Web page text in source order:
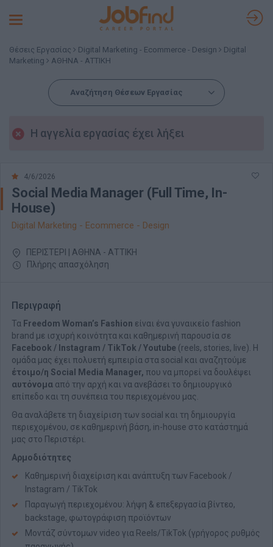
Toggle
Θέσεις Εργασίας Digital Marketing - Ecommerce - Design
Digital
Marketing
ΑΘΗΝΑ - ΑΤΤΙΚΗ
Αναζήτηση Θέσεων Εργασίας
Η αγγελία εργασίας έχει λήξει
4/6/2026
Social Media Manager (Full Time, In-
House)
Digital Marketing - Ecommerce - Design
ΠΕΡΙΣΤΕΡΙ | ΑΘΗΝΑ - ΑΤΤΙΚΗ
Πλήρης απασχόληση
Περιγραφή
Τα Freedom Woman’s Fashion είναι ένα γυναικείο fashion
brand με ισχυρή κοινότητα και καθημερινή παρουσία σε
Facebook / Instagram / TikTok / Youtube (reels, stories, live). Η
ομάδα μας έχει πολυετή εμπειρία στα social και αναζητούμε
έτοιμο/η Social Media Manager, που να μπορεί να δουλέψει
αυτόνομα από την αρχή και να ανεβάσει το δημιουργικό
επίπεδο και τη συνέπεια του περιεχομένου μας.
Θα αναλάβετε τη διαχείριση των social και τη δημιουργία
περιεχομένου, σε καθημερινή βάση, in-house στο κατάστημά
μας στο Περιστέρι.
Αρμοδιότητες
Καθημερινή διαχείριση και ανάπτυξη των Facebook /
Instagram / TikTok
Παραγωγή περιεχομένου: λήψη & επεξεργασία βίντεο,
backstage, φωτογράφιση προϊόντων
Μοντάζ σύντομων video για Reels/TikTok (γρήγορος ρυθμός